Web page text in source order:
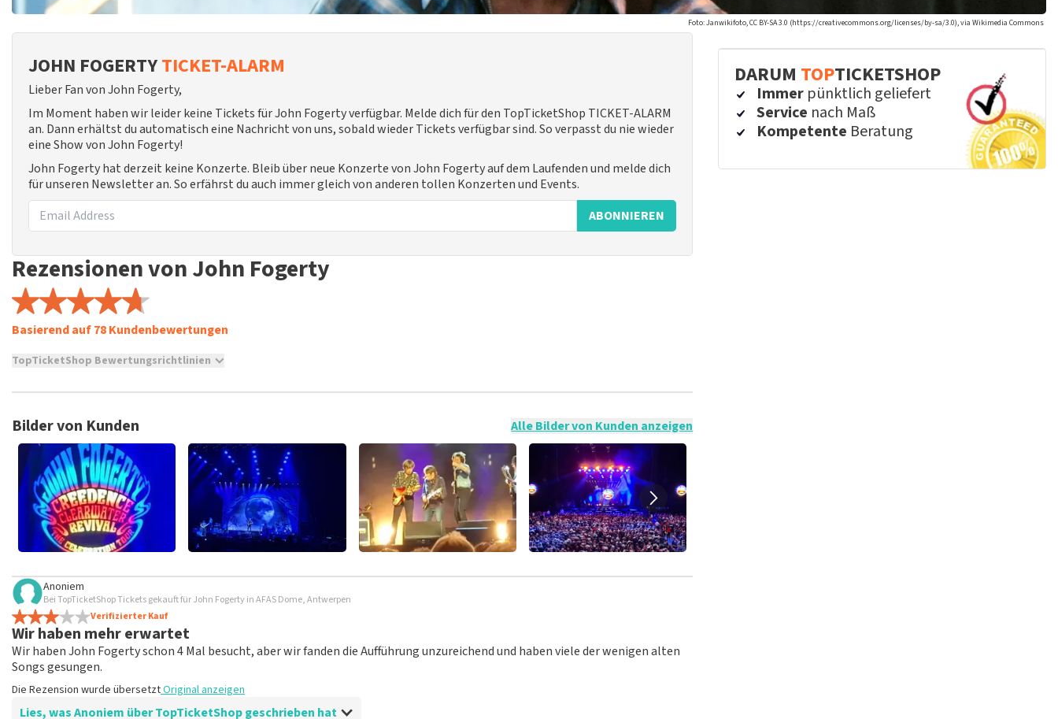
Foto: Janwikifoto, CC BY-SA 3.0 (https://creativecommons.org/licenses/by-sa/3.0), via Wikimedia Commons
JOHN FOGERTYTICKET-ALARM
Lieber Fan von John Fogerty,
Im Moment haben wir leider keine Tickets für John Fogerty verfügbar. Melde dich für den TopTicketShop TICKET-ALARM
an. Dann erhältst du automatisch eine Nachricht von uns, sobald wieder Tickets verfügbar sind. So verpasst du nie wieder
eine Show von John Fogerty!
John Fogerty hat derzeit keine Konzerte. Bleib über neue Konzerte von John Fogerty auf dem Laufenden und melde dich
für unseren Newsletter an. So erfährst du auch immer gleich von anderen tollen Konzerten und Events.
ABONNIEREN
Rezensionen von John Fogerty
Basierend auf 78 Kundenbewertungen
TopTicketShop Bewertungsrichtlinien
TopTicketShop sammelt Bewertungen von echten Kunden. Es ist nicht möglich, eine Bewertung abzugeben, wenn du keine
veröffentlicht. Es kann einige Wochen dauern, bis eine Bewertung veröffentlicht wird.
Bilder von Kunden Alle Bilder von Kunden anzeigen
Anoniem
Bei TopTicketShop Tickets gekauft für John Fogerty in AFAS Dome, Antwerpen
Verifizierter Kauf
Wir haben mehr erwartet
Wir haben John Fogerty schon 4 Mal besucht, aber wir fanden die Aufführung unzureichend und haben viele der wenigen alten
Songs gesungen.
Die Rezension wurde übersetztOriginal anzeigen
Lies, was Anoniem über TopTicketShop geschrieben hat
DARUM TOPTICKETSHOP
Immer pünktlich geliefert
Service nach Maß
Kompetente Beratung